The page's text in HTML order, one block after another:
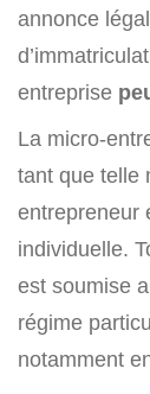
annonce
entreprise
La micro-
tant que telle
entrepreneur
individuelle.
est soumise
régime
notamment